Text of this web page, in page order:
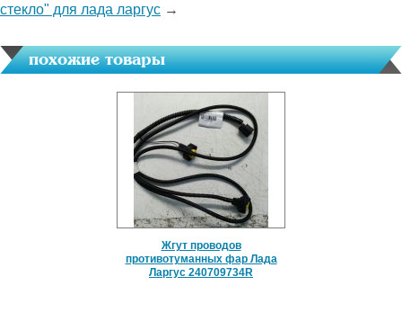
стекло" для лада ларгус →
похожие товары
Жгут проводов
противотуманных фар Лада
Ларгус 240709734R